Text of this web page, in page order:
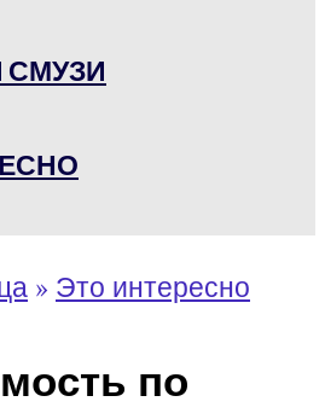
СМУЗИ
» Это интересно
по